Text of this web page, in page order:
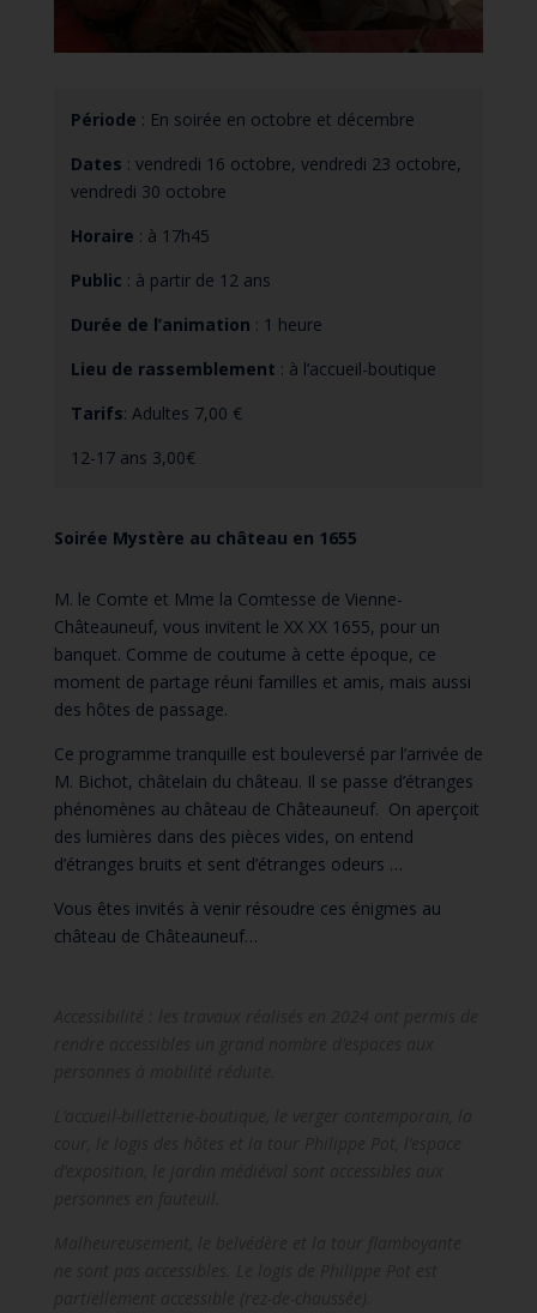
Période : En soirée en octobre et décembre
Dates : vendredi 16 octobre, vendredi 23 octobre,
vendredi 30 octobre
Horaire : à 17h45
Public : à partir de 12 ans
Durée de l’animation : 1 heure
Lieu de rassemblement : à l’accueil-boutique
Tarifs: Adultes 7,00 €
12-17 ans 3,00€
Soirée Mystère au château en 1655
M. le Comte et Mme la Comtesse de Vienne-
Châteauneuf, vous invitent le XX XX 1655, pour un
banquet. Comme de coutume à cette époque, ce
moment de partage réuni familles et amis, mais aussi
des hôtes de passage.
Ce programme tranquille est bouleversé par l’arrivée de
M. Bichot, châtelain du château. Il se passe d’étranges
phénomènes au château de Châteauneuf. On aperçoit
des lumières dans des pièces vides, on entend
d’étranges bruits et sent d’étranges odeurs …
Vous êtes invités à venir résoudre ces énigmes au
château de Châteauneuf…